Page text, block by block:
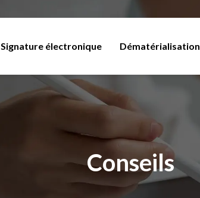
Signature électronique Dématérialisation
Conseils